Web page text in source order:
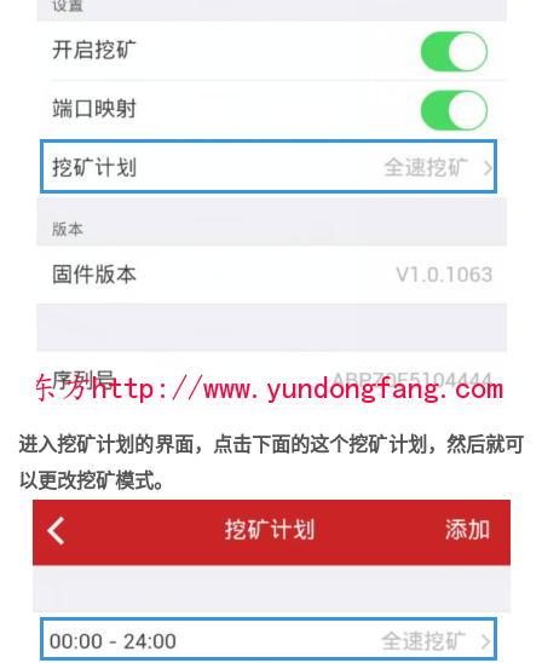
进入挖矿计划的界面，点击下面的这个挖矿计划，然后就可
以更改挖矿模式。